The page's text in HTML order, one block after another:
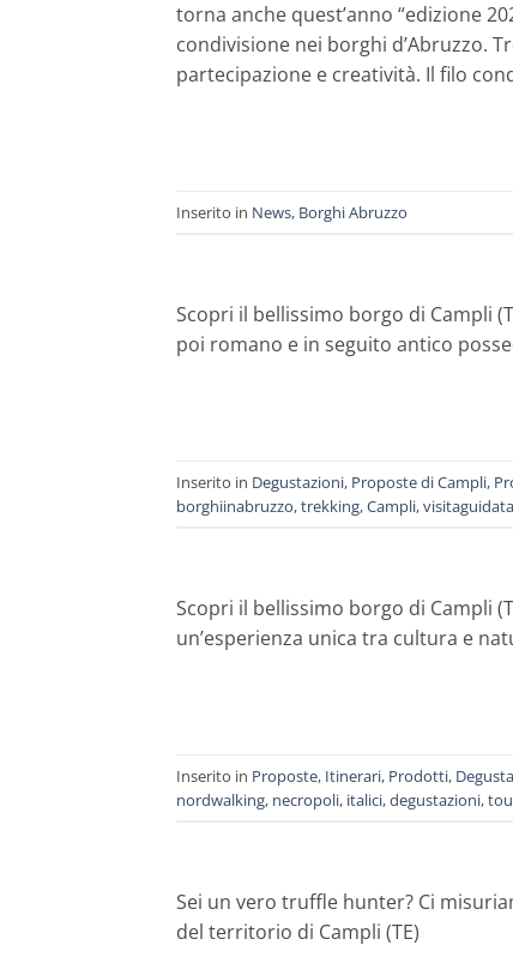
torna anche quest’anno “edizione
condivisione nei borghi d’Abruzzo.
partecipazione e creatività. Il filo
Inserito in News, Borghi Abruzzo
Scopri il bellissimo borgo di Campli
poi romano e in seguito antico
Inserito in Degustazioni, Proposte di Campli,
borghiinabruzzo,trekking,Campli,visitaguidata
Scopri il bellissimo borgo di Campli
un’esperienza unica tra cultura e
Inserito in Proposte, Itinerari, Prodotti,
nordwalking, necropoli, italici,degustazioni,
Sei un vero truffle hunter? Ci
del territorio di Campli (TE)